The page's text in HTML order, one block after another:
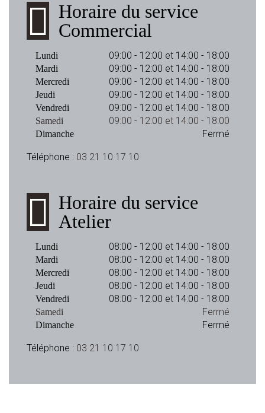
Horaire du service
Commercial
Lundi 09:00 - 12:00 et 14:00 - 18:00
Mardi 09:00 - 12:00 et 14:00 - 18:00
Mercredi 09:00 - 12:00 et 14:00 - 18:00
Jeudi 09:00 - 12:00 et 14:00 - 18:00
Vendredi 09:00 - 12:00 et 14:00 - 18:00
Samedi 09:00 - 12:00 et 14:00 - 18:00
Dimanche Fermé
Téléphone : 03 21 10 17 10
Horaire du service
Atelier
Lundi 08:00 - 12:00 et 14:00 - 18:00
Mardi 08:00 - 12:00 et 14:00 - 18:00
Mercredi 08:00 - 12:00 et 14:00 - 18:00
Jeudi 08:00 - 12:00 et 14:00 - 18:00
Vendredi 08:00 - 12:00 et 14:00 - 18:00
Samedi Fermé
Dimanche Fermé
Téléphone : 03 21 10 17 10